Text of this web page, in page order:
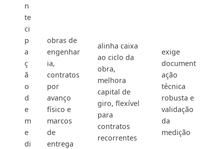
n
te
ci
p
a
ç
ã
o
d
e
m
e
di
obras de
engenhar
ia,
contratos
por
avanço
físico e
marcos
de
entrega
alinha caixa
ao ciclo da
obra,
melhora
capital de
giro, flexível
para
contratos
recorrentes
exige
document
ação
técnica
robusta e
validação
da
medição